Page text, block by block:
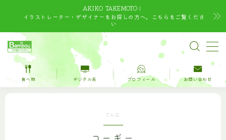
AKIKO TAKEMOTO｜
イラストレーター・デザイナーをお探しの方へ。こちらをご覧くださ
い
MENU
TOP
食べ物 デジタル系 プロフィール お問い合わせ
TAG